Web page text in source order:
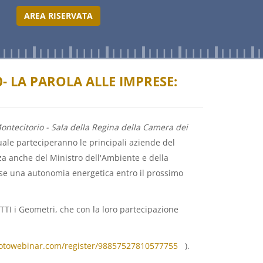
AREA RISERVATA
LA PAROLA ALLE IMPRESE:
- Sala della Regina della Camera dei
parteciperanno le principali aziende del
anche del Ministro dell'Ambiente e della
una autonomia energetica entro il prossimo
i Geometri, che con la loro partecipazione
register/98857527810577755(link
).